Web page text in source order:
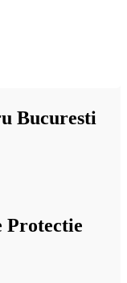
Bucuresti
Protectie